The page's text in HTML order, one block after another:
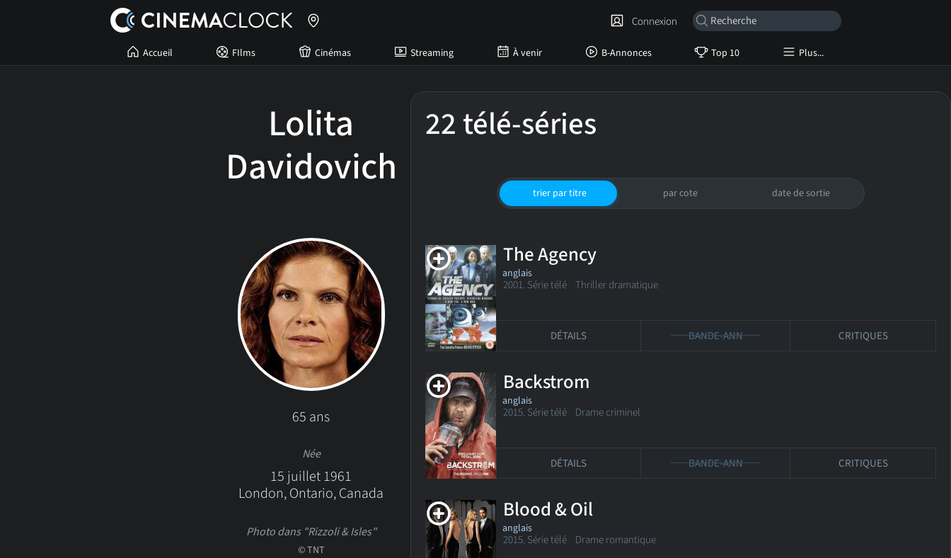
Accueil FIlms Cinémas Streaming À venir B-Annonces Top 10 Plus...
Connexion
Lolita
Davidovich
65 ans
Née
15 juillet 1961
London, Ontario, Canada
Photo dans "Rizzoli & Isles"
© TNT
22 télé-séries
trier par titre par cote date de sortie
The Agency
anglais
2001. Série télé Thriller dramatique
DÉTAILS BANDE-ANN CRITIQUES
Backstrom
anglais
2015. Série télé Drame criminel
DÉTAILS BANDE-ANN CRITIQUES
Blood & Oil
anglais
2015. Série télé Drame romantique